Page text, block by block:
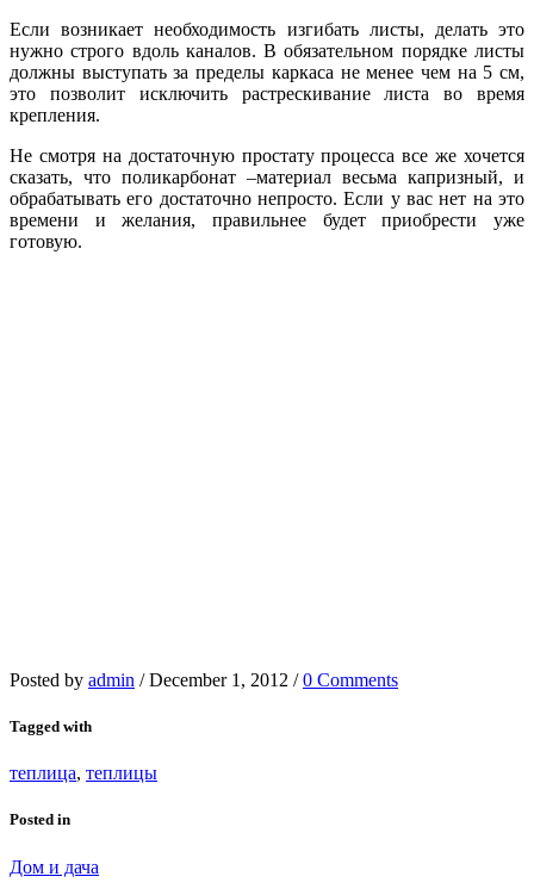
Если возникает необходимость изгибать листы, делать это
нужно строго вдоль каналов. В обязательном порядке листы
должны выступать за пределы каркаса не менее чем на 5 см,
это позволит исключить растрескивание листа во время
крепления.
Не смотря на достаточную простату процесса все же хочется
сказать, что поликарбонат –материал весьма капризный, и
обрабатывать его достаточно непросто. Если у вас нет на это
времени и желания, правильнее будет приобрести уже
готовую.
Posted by admin / December 1, 2012 / 0 Comments
Tagged with
теплица, теплицы
Posted in
Дом и дача